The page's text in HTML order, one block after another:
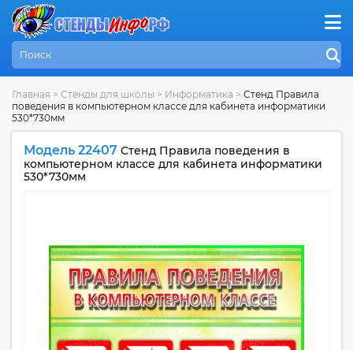
Главная > Стенды для школы > Информатика > Стенд Правила
поведения в компьютерном классе для кабинета информатики
530*730мм
Модель 22407 Стенд Правила поведения в
компьютерном классе для кабинета информатики
530*730мм